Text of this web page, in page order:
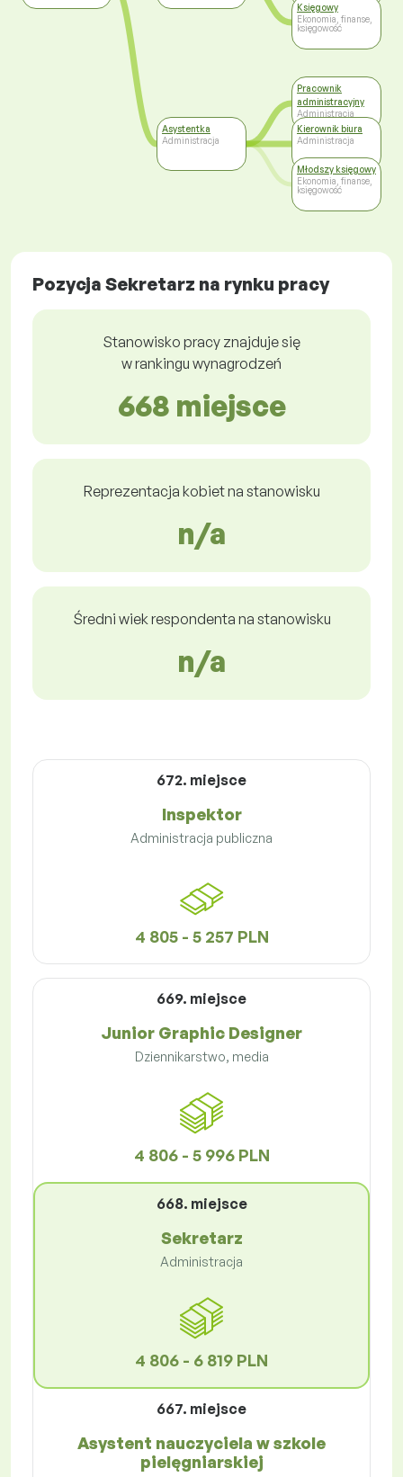
Asystentka
Administracja
Księgowy
Ekonomia, finanse,
księgowość
Pracownik
administracyjny
Administracja
Kierownik biura
Administracja
Młodszy księgowy
Ekonomia, finanse,
księgowość
Pozycja Sekretarz na rynku pracy
Stanowisko pracy znajduje się
w rankingu wynagrodzeń
668 miejsce
Reprezentacja kobiet na stanowisku
n/a
Średni wiek respondenta na stanowisku
n/a
672. miejsce
Inspektor
Administracja publiczna
4 805 - 5 257 PLN
669. miejsce
Junior Graphic Designer
Dziennikarstwo, media
4 806 - 5 996 PLN
668. miejsce
Sekretarz
Administracja
4 806 - 6 819 PLN
667. miejsce
Asystent nauczyciela w szkole
pielęgniarskiej